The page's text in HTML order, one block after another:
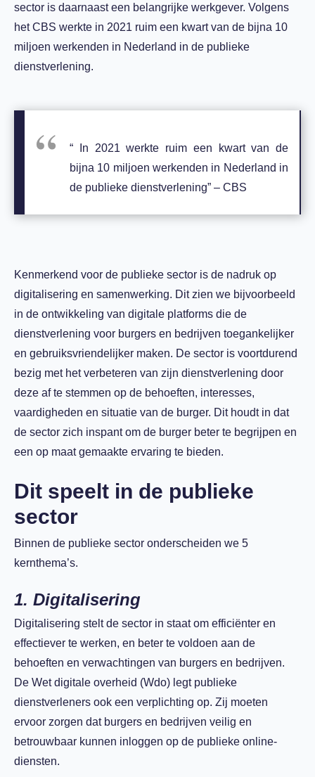
sector is daarnaast een belangrijke werkgever. Volgens
het CBS werkte in 2021 ruim een kwart van de bijna 10
miljoen werkenden in Nederland in de publieke
dienstverlening.
“ In 2021 werkte ruim een kwart van de
bijna 10 miljoen werkenden in Nederland in
de publieke dienstverlening” – CBS
Kenmerkend voor de publieke sector is de nadruk op
digitalisering en samenwerking. Dit zien we bijvoorbeeld
in de ontwikkeling van digitale platforms die de
dienstverlening voor burgers en bedrijven toegankelijker
en gebruiksvriendelijker maken. De sector is voortdurend
bezig met het verbeteren van zijn dienstverlening door
deze af te stemmen op de behoeften, interesses,
vaardigheden en situatie van de burger. Dit houdt in dat
de sector zich inspant om de burger beter te begrijpen en
een op maat gemaakte ervaring te bieden.
Dit speelt in de publieke
sector
Binnen de publieke sector onderscheiden we 5
kernthema’s.
1. Digitalisering
Digitalisering stelt de sector in staat om efficiënter en
effectiever te werken, en beter te voldoen aan de
behoeften en verwachtingen van burgers en bedrijven.
De Wet digitale overheid (Wdo) legt publieke
dienstverleners ook een verplichting op. Zij moeten
ervoor zorgen dat burgers en bedrijven veilig en
betrouwbaar kunnen inloggen op de publieke online-
diensten.